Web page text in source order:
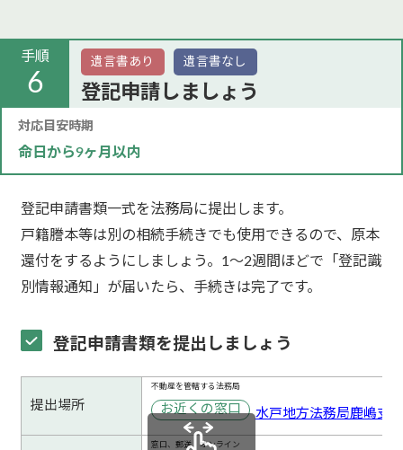
手順
6
遺言書あり 遺言書なし
登記申請しましょう
対応目安時期
命日から9ヶ月以内
登記申請書類一式を法務局に提出します。
戸籍謄本等は別の相続手続きでも使用できるので、原本
還付をするようにしましょう。1〜2週間ほどで「登記識
別情報通知」が届いたら、手続きは完了です。
登記申請書類を提出しましょう
提出場所
不動産を管轄する法務局
お近くの窓口 水戸地方法務局鹿嶋支局
窓口、郵送、オンライン